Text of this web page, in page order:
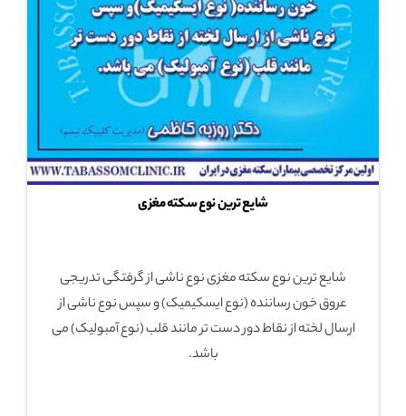
شایع ترین نوع سکته مغزی
شایع ترین نوع سکته مغزی نوع ناشی از گرفتگی تدریجی
عروق خون رساننده (نوع ایسکیمیک) و سپس نوع ناشی از
ارسال لخته از نقاط دور دست تر مانند قلب (نوع آمبولیک) می
باشد.